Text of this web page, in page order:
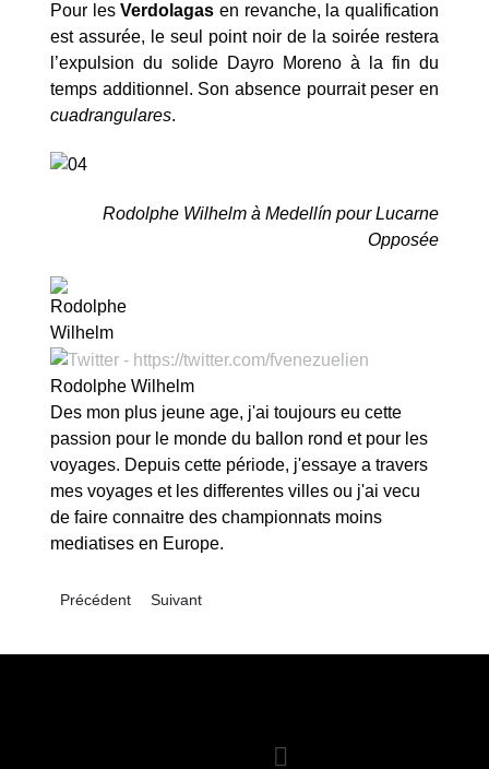
Pour lesVerdolagas en revanche, la qualification
est assurée, le seul point noir de la soirée restera
l’expulsion du solide Dayro Moreno à la fin du
temps additionnel. Son absence pourrait peser en
cuadrangulares.
Rodolphe Wilhelm à Medellín pour Lucarne
Opposée
Rodolphe Wilhelm
Des mon plus jeune age, j'ai toujours eu cette
passion pour le monde du ballon rond et pour les
voyages. Depuis cette période, j'essaye a travers
mes voyages et les differentes villes ou j'ai vecu
de faire connaitre des championnats moins
mediatises en Europe.
Article précédent : Colombie - Liga Águila II 2017 : L'América
Précédent Article suivant : Colombie - Liga Águila II 2017 :
Suivant